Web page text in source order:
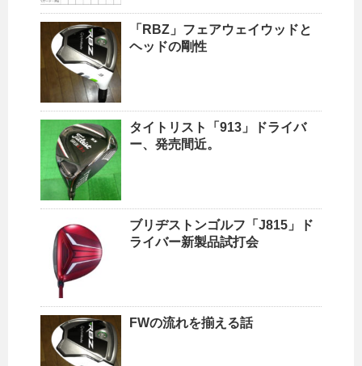
「RBZ」フェアウェイウッドと
ヘッドの剛性
タイトリスト「913」ドライバ
ー、発売間近。
ブリヂストンゴルフ「J815」ド
ライバー新製品試打会
FWの流れを揃える話